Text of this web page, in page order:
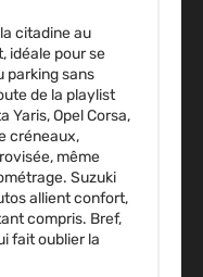
citadine au
idéale pour se
parking sans
de la playlist
Yaris, Opel Corsa,
créneaux,
même
Suzuki
allient confort,
compris. Bref,
fait oublier la